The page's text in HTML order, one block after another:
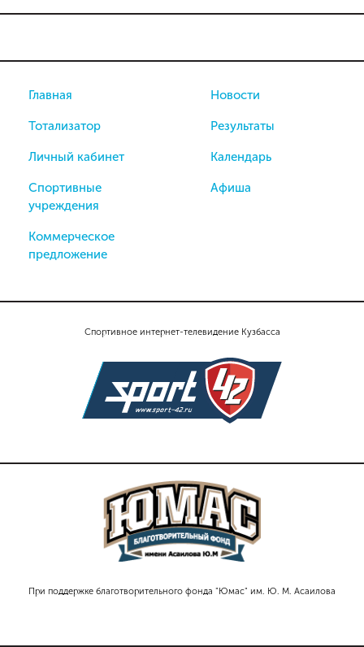
Спортивное интернет-телевидение Кузбасса
При поддержке благотворительного фонда "Юмас" им. Ю. М. Асаилова
Главная
Тотализатор
Личный кабинет
Спортивные
учреждения
Коммерческое
предложение
Новости
Результаты
Календарь
Афиша